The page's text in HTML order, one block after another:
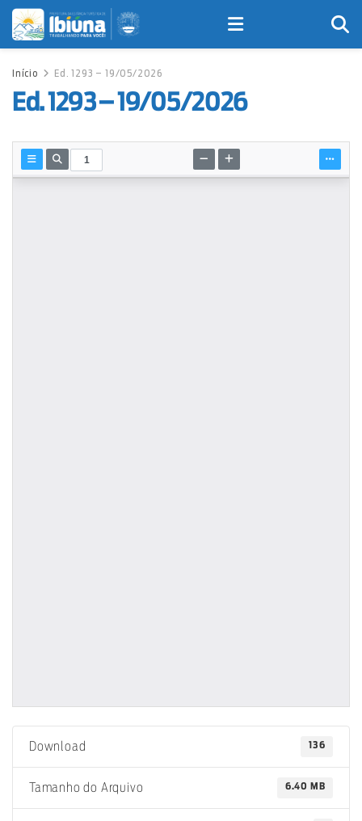
Início Ed. 1293 – 19/05/2026
Ed. 1293 – 19/05/2026
Download 136
Tamanho do Arquivo 6.40 MB